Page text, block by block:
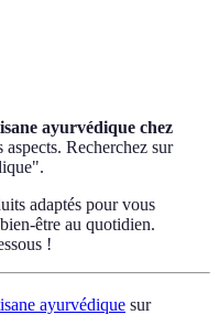
ayurvédique chez
Recherchez sur
adaptés pour vous
être au quotidien.
!
ayurvédique sur